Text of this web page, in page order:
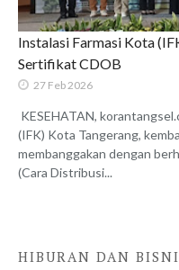
Instalasi Farmasi Kota
Sertifikat CDOB
27 Feb 2026
KESEHATAN,
(IFK) Kota Tangerang,
membanggakan dengan
(Cara Distribusi...
HIBURAN DAN